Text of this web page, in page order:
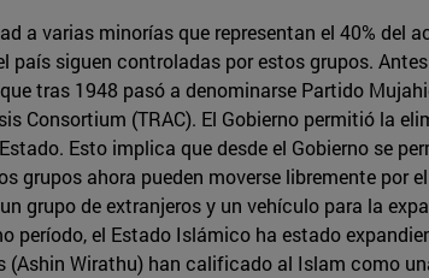
a varias minorías que representan el 40% del
país siguen controladas por estos grupos.
tras 1948 pasó a denominarse Partido
Consortium (TRAC). El Gobierno permitió la
Esto implica que desde el Gobierno se
grupos ahora pueden moverse libremente por
grupo de extranjeros y un vehículo para la
período, el Estado Islámico ha estado
Wirathu) han calificado al Islam como